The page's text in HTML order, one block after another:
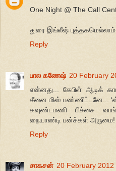
One Night @ The Call
துரை இங்லீஷ் புத்தகமெல்லாம்
Reply
பால கணேஷ் 20 February
என்னது... கேபிள் ஆடிக்
சீனை மிஸ் பண்ணிட்டனே...
கவுண்டமணி பிச்சை
நையாண்டி பன்ச்கள் அருமை!
Reply
சாகசன் 20 February 2012